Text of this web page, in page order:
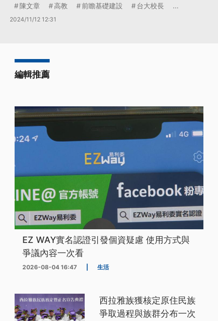
陳文章 高教 前瞻基礎建設 台大校長 ...
2024/11/12 12:31
編輯推薦
EZ WAY實名認證引發個資疑慮 使用方式與
爭議內容一次看
2026-08-04 16:47 生活
西拉雅族獲核定原住民族
爭取過程與族群分布一次